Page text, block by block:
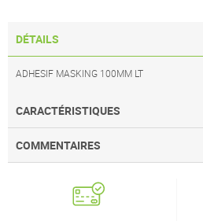
DÉTAILS
ADHESIF MASKING 100MM LT
CARACTÉRISTIQUES
COMMENTAIRES